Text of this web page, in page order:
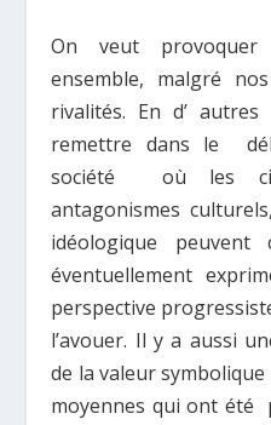
On veut provoquer
ensemble, malgré
rivalités. En d’
remettre dans le
société où les
antagonismes
idéologique peuvent
éventuellement
perspective
l’avouer. Il y a aussi
de la valeur
moyennes qui ont été